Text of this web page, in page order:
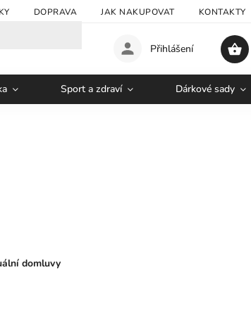
DOPRAVA JAK NAKUPOVAT KONTAKTY
Přihlášení
Sport a zdraví Dárkové sady
domluvy